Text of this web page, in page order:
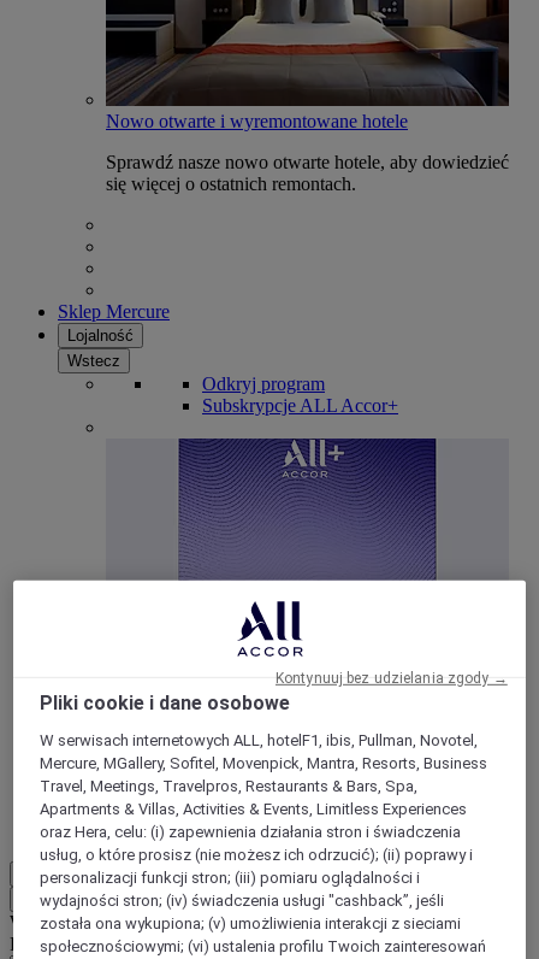
Nowo otwarte i wyremontowane hotele
Sprawdź nasze nowo otwarte hotele, aby dowiedzieć
się więcej o ostatnich remontach.
Sklep Mercure
Lojalność
Wstecz
Odkryj program
Subskrypcje ALL Accor+
markach
DOŁĄCZ TERAZ
Więcej
Wstecz
Wybierz kraj i język poniżej
Region
Pliki cookie i dane osobowe
W serwisach internetowych ALL, hotelF1, ibis, Pullman, Novotel,
Mercure, MGallery, Sofitel, Movenpick, Mantra, Resorts, Business
Travel, Meetings, Travelpros, Restaurants & Bars, Spa,
Apartments & Villas, Activities & Events, Limitless Experiences
oraz Hera, celu: (i) zapewnienia działania stron i świadczenia
usług, o które prosisz (nie możesz ich odrzucić); (ii) poprawy i
personalizacji funkcji stron; (iii) pomiaru oglądalności i
wydajności stron; (iv) świadczenia usługi "cashback”, jeśli
została ona wykupiona; (v) umożliwienia interakcji z sieciami
społecznościowymi; (vi) ustalenia profilu Twoich zainteresowań
Kontynuuj bez udzielania zgody →